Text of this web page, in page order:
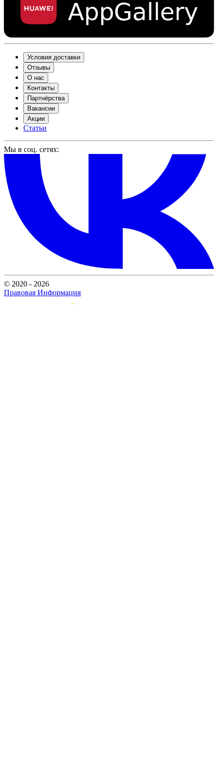
Условия доставки
Отзывы
О нас
Контакты
Партнёрства
Вакансии
Акции
Статьи
Мы в соц. сетях:
© 2020 - 2026
Правовая Информация